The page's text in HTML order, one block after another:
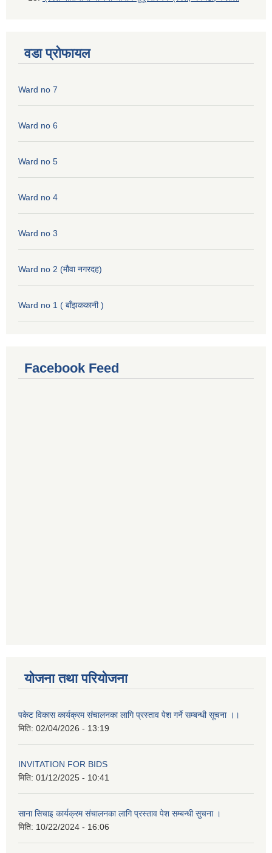
वडा प्रोफायल
Ward no 7
Ward no 6
Ward no 5
Ward no 4
Ward no 3
Ward no 2 (मौवा नगरदह)
Ward no 1 ( बाँझककानी )
Facebook Feed
योजना तथा परियोजना
पकेट विकास कार्यक्रम संचालनका लागि प्रस्ताव पेश गर्ने सम्बन्धी सूचना ।।
मिति: 02/04/2026 - 13:19
INVITATION FOR BIDS
मिति: 01/12/2025 - 10:41
साना सिचाइ कार्यक्रम संचालनका लागि प्रस्ताव पेश सम्बन्धी सुचना ।
मिति: 10/22/2024 - 16:06